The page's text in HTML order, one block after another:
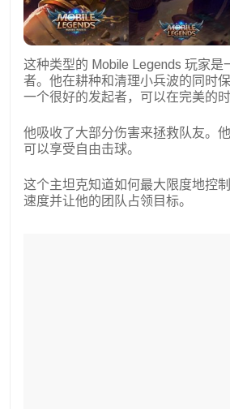
这种类型的 Mobile Legends 玩家是
者。他在耕种和清理小兵波的同时
一个很好的发起者，可以在完美的时
他吸收了大部分伤害来拯救队友。
可以享受自由击球。
这个主坦克知道如何最大限度地控
速度并让他的团队占领目标。